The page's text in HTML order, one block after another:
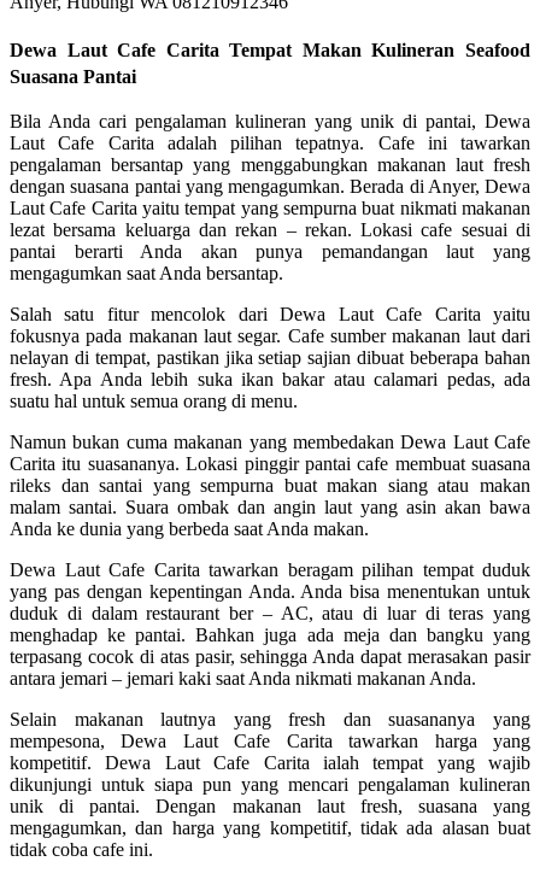
Dewa Laut Cafe Carita Tempat Makan Kulineran Seafood
Suasana Pantai
Bila Anda cari pengalaman kulineran yang unik di pantai, Dewa
Laut Cafe Carita adalah pilihan tepatnya. Cafe ini tawarkan
pengalaman bersantap yang menggabungkan makanan laut fresh
dengan suasana pantai yang mengagumkan. Berada di Anyer, Dewa
Laut Cafe Carita yaitu tempat yang sempurna buat nikmati makanan
lezat bersama keluarga dan rekan – rekan. Lokasi cafe sesuai di
pantai berarti Anda akan punya pemandangan laut yang
mengagumkan saat Anda bersantap.
Salah satu fitur mencolok dari Dewa Laut Cafe Carita yaitu
fokusnya pada makanan laut segar. Cafe sumber makanan laut dari
nelayan di tempat, pastikan jika setiap sajian dibuat beberapa bahan
fresh. Apa Anda lebih suka ikan bakar atau calamari pedas, ada
suatu hal untuk semua orang di menu.
Namun bukan cuma makanan yang membedakan Dewa Laut Cafe
Carita itu suasananya. Lokasi pinggir pantai cafe membuat suasana
rileks dan santai yang sempurna buat makan siang atau makan
malam santai. Suara ombak dan angin laut yang asin akan bawa
Anda ke dunia yang berbeda saat Anda makan.
Dewa Laut Cafe Carita tawarkan beragam pilihan tempat duduk
yang pas dengan kepentingan Anda. Anda bisa menentukan untuk
duduk di dalam restaurant ber – AC, atau di luar di teras yang
menghadap ke pantai. Bahkan juga ada meja dan bangku yang
terpasang cocok di atas pasir, sehingga Anda dapat merasakan pasir
antara jemari – jemari kaki saat Anda nikmati makanan Anda.
Selain makanan lautnya yang fresh dan suasananya yang
mempesona, Dewa Laut Cafe Carita tawarkan harga yang
kompetitif. Dewa Laut Cafe Carita ialah tempat yang wajib
dikunjungi untuk siapa pun yang mencari pengalaman kulineran
unik di pantai. Dengan makanan laut fresh, suasana yang
mengagumkan, dan harga yang kompetitif, tidak ada alasan buat
tidak coba cafe ini.